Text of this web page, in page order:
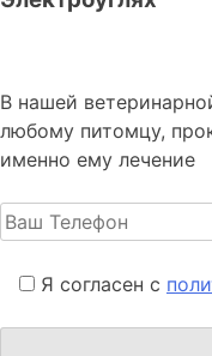
В нашей
любому питомцу,
именно ему лечение
Я согласен с